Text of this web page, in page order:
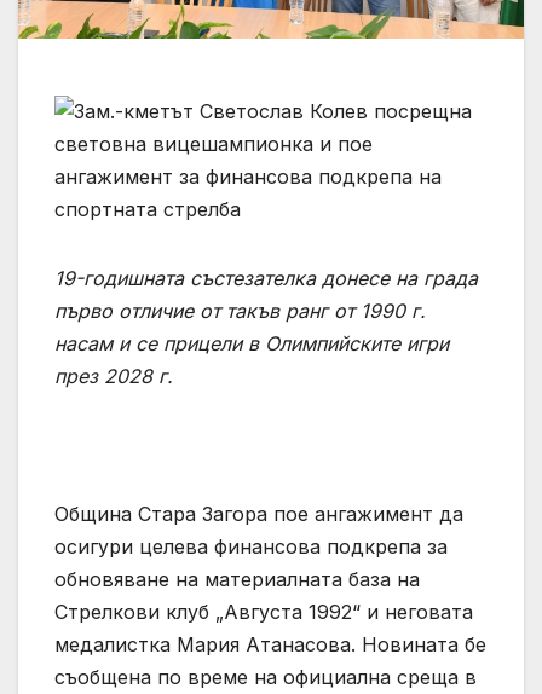
19-годишната състезателка донесе на града
първо отличие от такъв ранг от 1990 г.
насам и се прицели в Олимпийските игри
през 2028 г.
Община Стара Загора пое ангажимент да
осигури целева финансова подкрепа за
обновяване на материалната база на
Стрелкови клуб „Августа 1992“ и неговата
медалистка Мария Атанасова. Новината бе
съобщена по време на официална среща в